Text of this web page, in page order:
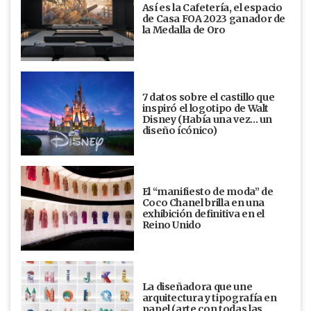
Así es la Cafetería, el espacio
de Casa FOA 2023 ganador de
la Medalla de Oro
7 datos sobre el castillo que
inspiró el logotipo de Walt
Disney (Había una vez... un
diseño ícónico)
El “manifiesto de moda” de
Coco Chanel brilla en una
exhibición definitiva en el
Reino Unido
La diseñadora que une
arquitectura y tipografía en